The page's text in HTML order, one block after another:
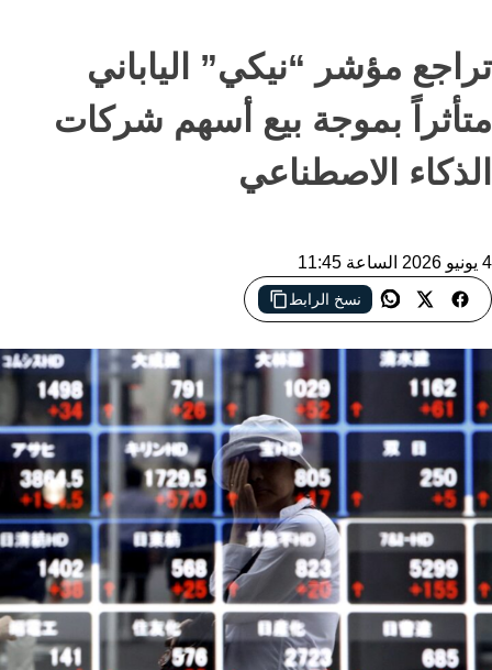
تراجع مؤشر “نيكي” الياباني
متأثراً بموجة بيع أسهم شركات
الذكاء الاصطناعي
4 يونيو 2026 الساعة 11:45
نسخ الرابط